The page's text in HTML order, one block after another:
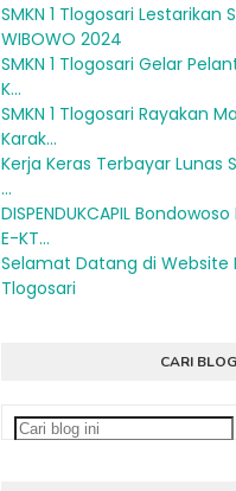
SMKN 1 Tlogosari Lestarikan
WIBOWO 2024
SMKN 1 Tlogosari Gelar
K...
SMKN 1 Tlogosari Rayakan
Karak...
Kerja Keras Terbayar Lunas
...
DISPENDUKCAPIL
E-KT...
Selamat Datang di Website
Tlogosari
CARI